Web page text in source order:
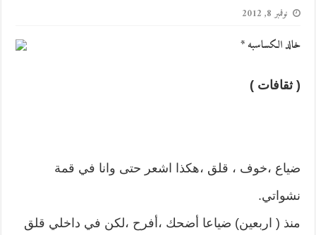
نوفمبر 8, 2012
خالد الكساسبه *
( ثقافات )
ضياع ،خوف ، قلق ،هكذا اشعر حتى وانا في قمة
نشواتي.
منذ ( اربعين) ضياعا أضحك ،أفرح ،لكن في داخلي قلق